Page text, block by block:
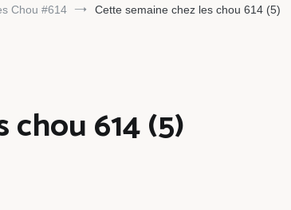
Chou #614 Cette semaine chez les chou 614 (5)
chou 614 (5)